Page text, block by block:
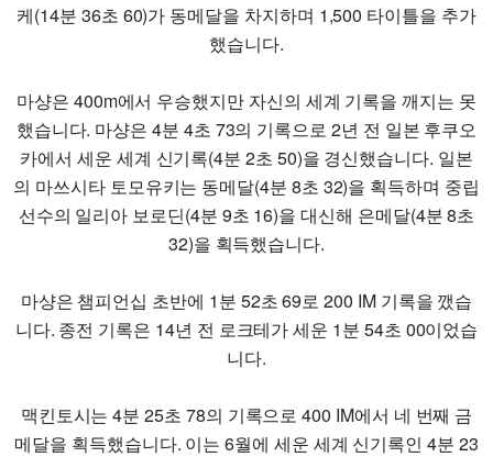
케(14분 36초 60)가 동메달을 차지하며 1,500 타이틀을 추가
했습니다.
마샹은 400m에서 우승했지만 자신의 세계 기록을 깨지는 못
했습니다. 마샹은 4분 4초 73의 기록으로 2년 전 일본 후쿠오
카에서 세운 세계 신기록(4분 2초 50)을 경신했습니다. 일본
의 마쓰시타 토모유키는 동메달(4분 8초 32)을 획득하며 중립
선수의 일리아 보로딘(4분 9초 16)을 대신해 은메달(4분 8초
32)을 획득했습니다.
마샹은 챔피언십 초반에 1분 52초 69로 200 IM 기록을 깼습
니다. 종전 기록은 14년 전 로크테가 세운 1분 54초 00이었습
니다.
맥킨토시는 4분 25초 78의 기록으로 400 IM에서 네 번째 금
메달을 획득했습니다. 이는 6월에 세운 세계 신기록인 4분 23